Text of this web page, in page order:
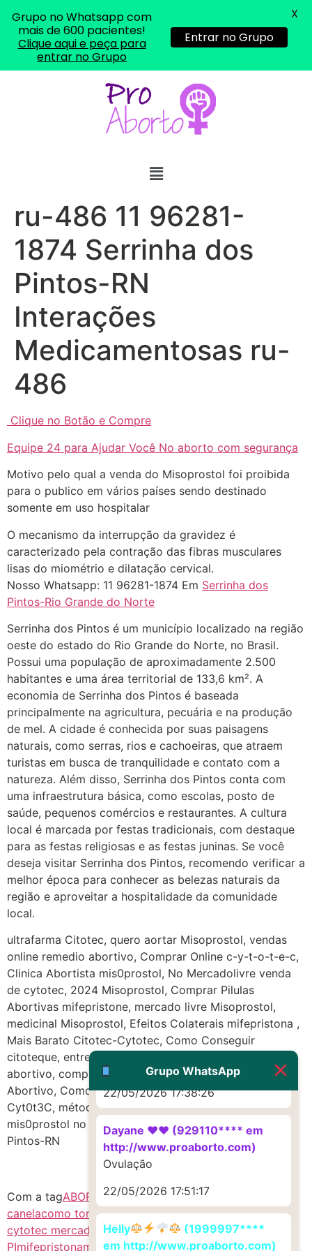
ru-486 11 96281-
1874 Serrinha dos
Pintos-RN
Interações
Medicamentosas ru-
486
Clique no Botão e Compre
Equipe 24 para Ajudar Você No aborto com segurança
Motivo pelo qual a venda do Misoprostol foi proibida
para o publico em vários países sendo destinado
somente em uso hospitalar
O mecanismo da interrupção da gravidez é
caracterizado pela contração das fibras musculares
lisas do miométrio e dilatação cervical.
Nosso Whatsapp: 11 96281-1874 Em Serrinha dos
Pintos-Rio Grande do Norte
Serrinha dos Pintos é um município localizado na região
oeste do estado do Rio Grande do Norte, no Brasil.
Possui uma população de aproximadamente 2.500
habitantes e uma área territorial de 133,6 km². A
economia de Serrinha dos Pintos é baseada
principalmente na agricultura, pecuária e na produção
de mel. A cidade é conhecida por suas paisagens
naturais, como serras, rios e cachoeiras, que atraem
turistas em busca de tranquilidade e contato com a
natureza. Além disso, Serrinha dos Pintos conta com
uma infraestrutura básica, como escolas, posto de
saúde, pequenos comércios e restaurantes. A cultura
local é marcada por festas tradicionais, com destaque
para as festas religiosas e as festas juninas. Se você
deseja visitar Serrinha dos Pintos, recomendo verificar a
melhor época para conhecer as belezas naturais da
região e aproveitar a hospitalidade da comunidade
local.
ultrafarma Citotec, quero aortar Misoprostol, vendas
online remedio abortivo, Comprar Online c-y-t-o-t-e-c,
Clinica Abortista mis0prostol, No Mercadolivre venda
de cytotec, 2024 Misoprostol, Comprar Pilulas
Abortivas mifepristone, mercado livre Misoprostol,
medicinal Misoprostol, Efeitos Colaterais mifepristona ,
Mais Barato Citotec-Cytotec, Como Conseguir
citoteque, entregas Misoprostol, Chás abortivos
abortivo, compra online pílula abortiva, Onde Compro
Abortivo, Como abortar abort1vo, Como Comprar
Cyt0t3C, métodos de aborto mifepristone,
mis0prostol no Bairro Centro da Cidade Serrinha dos
Pintos-RN
Com a tagABORTIVO SEGURO c1t0tec PI
canelacomo tomar cytoteccomo usar cytoteccomprar
cytotec mercado livrecytotec
PImifepristonamis0prostolmis0prostol
Grupo no Whatsapp com
mais de 600 pacientes!
Clique aqui e peça para
entrar no Grupo
Entrar no Grupo
X
Grupo WhatsApp
... (1998989**** em
http://www.proaborto.com)
"só de ter dúvida já é uma
resposta" muito isso, disse tudo
22/05/2026 16:35:20
Helly
em http://www.proaborto.com)
Eu estou preparada em varias
22/05/2026 17:09:20
(1999997****
em http://www.proaborto.com)
Entao q seja
22/05/2026 17:09:25
G (1199866**** em
http://www.proaborto.com)
Mulheres vocês sabem dizer
quem já tomou os remédio se
depois que para de menstruar
começa a sair um líquido
transparente, se é normal ?
22/05/2026 17:10:05
(879121**** em
http://www.proaborto.com)
Deve ser normal
22/05/2026 17:19:15
(879121**** em
http://www.proaborto.com)
Eu acho, não sei
22/05/2026 17:19:16
http://www.proaborto.com)
Deve ser um corrimento normal
mesmo
22/05/2026 17:19:47
G (1199866**** em
http://www.proaborto.com)
Muito obrigadaaaaa
22/05/2026 17:38:26
Dayane ♥️♥️ (929110**** em
http://www.proaborto.com)
Ovulação
22/05/2026 17:51:17
Helly
(1999997****
em http://www.proaborto.com)